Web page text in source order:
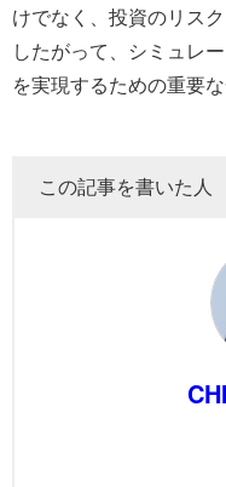
けでなく、投資のリス
したがって、シミュレ
を実現するための重要
この記事を書いた人